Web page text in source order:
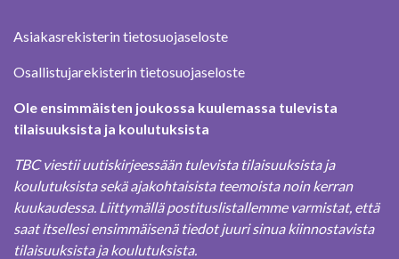
Asiakasrekisterin tietosuojaseloste
Osallistujarekisterin tietosuojaseloste
Ole ensimmäisten joukossa kuulemassa tulevista
tilaisuuksista ja koulutuksista
TBC viestii uutiskirjeessään tulevista tilaisuuksista ja
koulutuksista sekä ajakohtaisista teemoista noin kerran
kuukaudessa. Liittymällä postituslistallemme varmistat, että
saat itsellesi ensimmäisenä tiedot juuri sinua kiinnostavista
tilaisuuksista ja koulutuksista.